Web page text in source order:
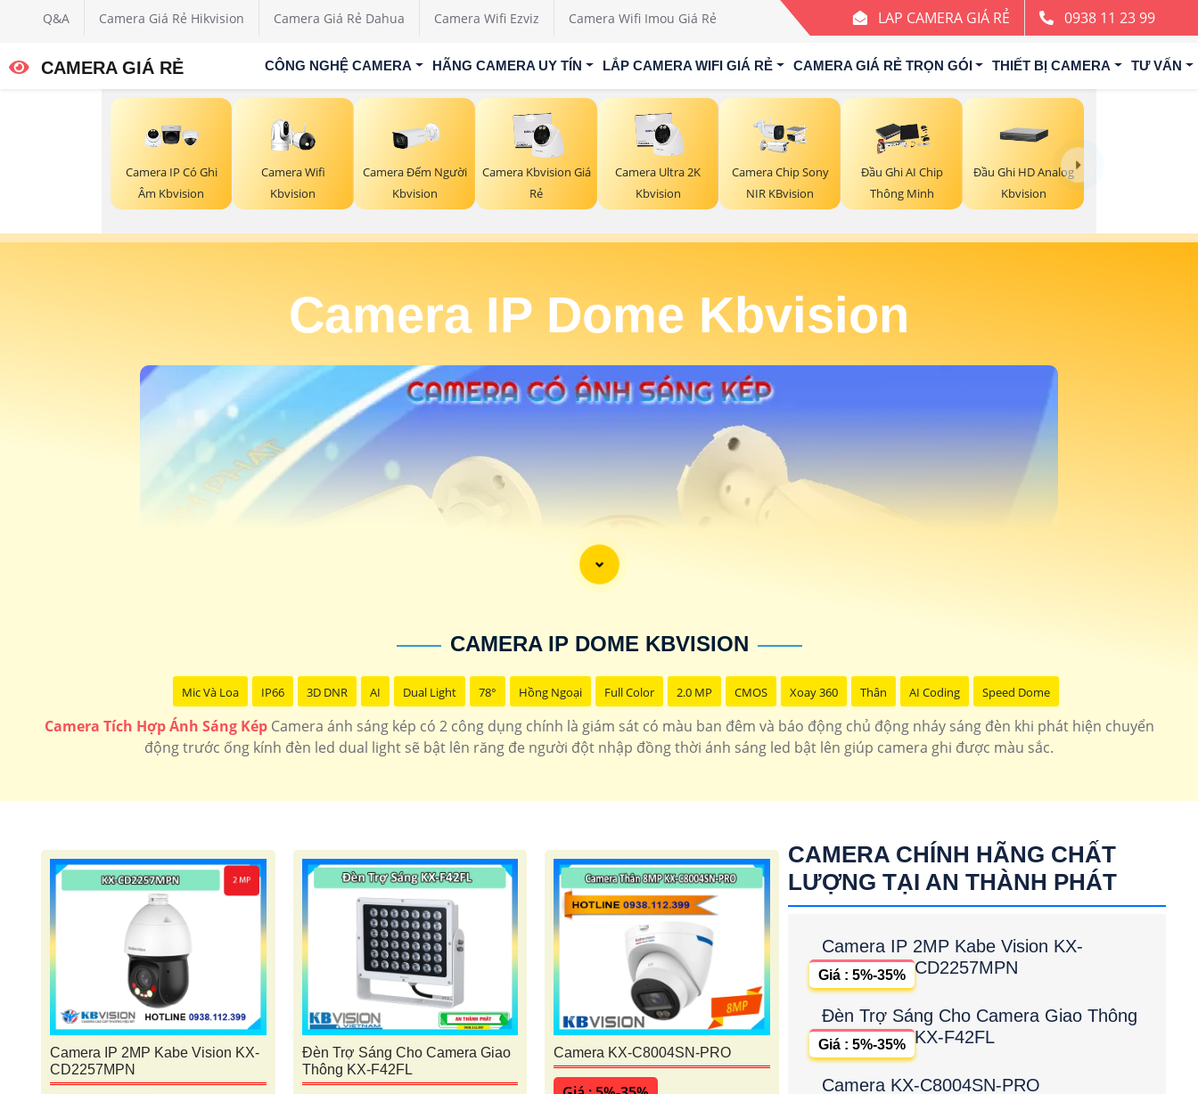
Q&A Camera Giá Rẻ Hikvision Camera Giá Rẻ Dahua Camera Wifi Ezviz Camera Wifi Imou Giá Rẻ LAP CAMERA GIÁ RẺ 0938 11 23 99
CAMERA GIÁ RẺ CÔNG NGHỆ CAMERA HÃNG CAMERA UY TÍN LẮP CAMERA WIFI GIÁ RẺ CAMERA GIÁ RẺ TRỌN GÓI THIẾT BỊ CAMERA TƯ VẤN
Camera IP Có Ghi
Âm Kbvision
Camera Wifi
Kbvision
Camera Đếm Người
Kbvision
Camera Kbvision Giá
Rẻ
Camera Ultra 2K
Kbvision
Camera Chip Sony
NIR KBvision
Đầu Ghi AI Chip
Thông Minh
Đầu Ghi HD Analog
Kbvision
Camera IP Dome Kbvision
CAMERA IP DOME KBVISION
Mic Và Loa IP66 3D DNR AI Dual Light 78° Hồng Ngoại Full Color 2.0 MP CMOS Xoay 360 Thân AI Coding Speed Dome
Camera Tích Hợp Ánh Sáng KépCamera ánh sáng kép có 2 công dụng chính là giám sát có màu ban đêm và báo động chủ động nháy sáng đèn khi phát hiện chuyển
động trước ống kính đèn led dual light sẽ bật lên răng đe người đột nhập đồng thời ánh sáng led bật lên giúp camera ghi được màu sắc.
Camera IP 2MP Kabe Vision KX-
CD2257MPN
Đèn Trợ Sáng Cho Camera Giao
Thông KX-F42FL
Camera KX-C8004SN-PRO
CAMERA CHÍNH HÃNG CHẤT
LƯỢNG TẠI AN THÀNH PHÁT
Camera IP 2MP Kabe Vision KX-
CD2257MPN
Giá : 5%-35%
Đèn Trợ Sáng Cho Camera Giao Thông
KX-F42FL
Giá : 5%-35%
Camera KX-C8004SN-PRO